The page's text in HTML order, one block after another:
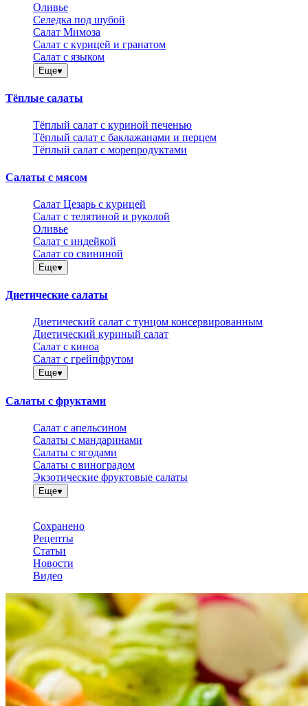
Оливье
Селедка под шубой
Салат Мимоза
Салат с курицей и гранатом
Салат с языком
Еще
Тёплые салаты
Тёплый салат с куриной печенью
Тёплый салат с баклажанами и перцем
Тёплый салат с морепродуктами
Салаты с мясом
Салат Цезарь с курицей
Салат с телятиной и руколой
Оливье
Салат с индейкой
Салат со свининой
Еще
Диетические салаты
Диетический салат с тунцом консервированным
Диетический куриный салат
Салат с киноа
Салат с грейпфрутом
Еще
Салаты с фруктами
Салат с апельсином
Салаты с мандаринами
Салаты с ягодами
Салаты с виноградом
Экзотические фруктовые салаты
Еще
Сохранено
Рецепты
Статьи
Новости
Видео